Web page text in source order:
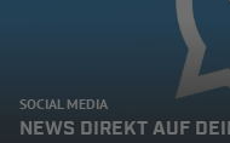
SOCIAL MEDIA
NEWS DIREKT AUF